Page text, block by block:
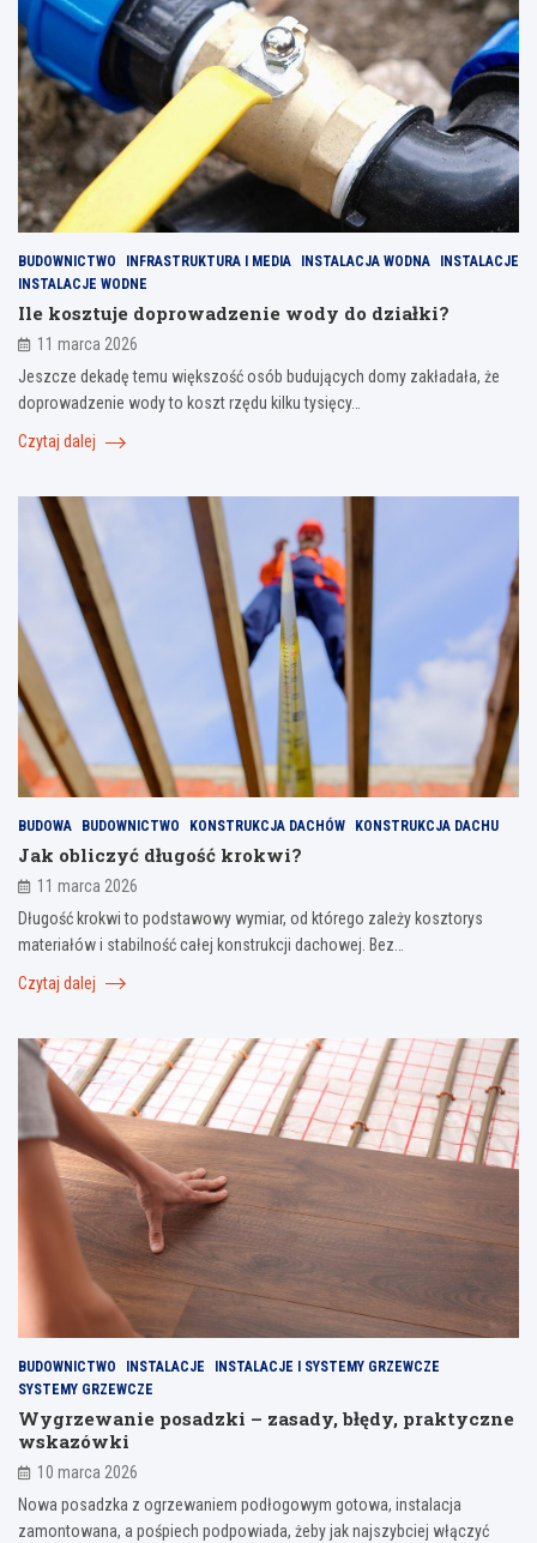
BUDOWNICTWO INFRASTRUKTURA I MEDIA INSTALACJA WODNA
INSTALACJE
INSTALACJE WODNE
Ile kosztuje doprowadzenie wody do działki?
11 marca 2026
Jeszcze dekadę temu większość osób budujących domy zakładała, że
doprowadzenie wody to koszt rzędu kilku tysięcy…
Czytaj dalej
BUDOWA BUDOWNICTWO KONSTRUKCJA DACHÓW KONSTRUKCJA DACHU
Jak obliczyć długość krokwi?
11 marca 2026
Długość krokwi to podstawowy wymiar, od którego zależy kosztorys
materiałów i stabilność całej konstrukcji dachowej. Bez…
Czytaj dalej
BUDOWNICTWO INSTALACJE
INSTALACJE I SYSTEMY GRZEWCZE
SYSTEMY GRZEWCZE
Wygrzewanie posadzki – zasady, błędy, praktyczne
wskazówki
10 marca 2026
Nowa posadzka z ogrzewaniem podłogowym gotowa, instalacja
zamontowana, a pośpiech podpowiada, żeby jak najszybciej włączyć